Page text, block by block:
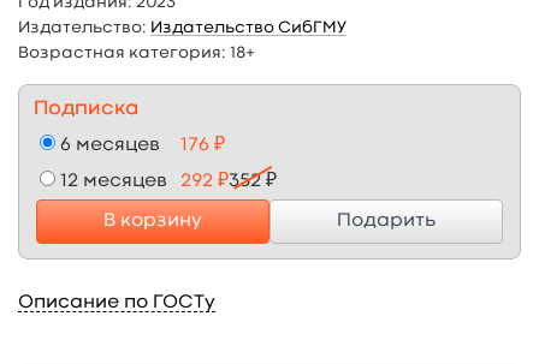
Издательство: Издательство СибГМУ
Возрастная категория: 18+
Подписка
6 месяцев 176 ₽
12 месяцев 292 ₽352 ₽
В корзину Подарить
Описание по ГОСТу